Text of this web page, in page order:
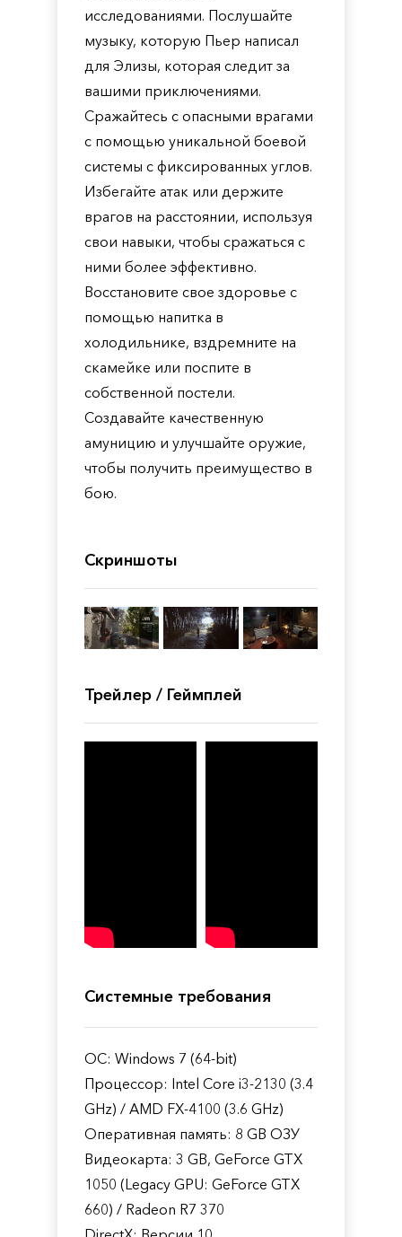
исследованиями. Послушайте
музыку, которую Пьер написал
для Элизы, которая следит за
вашими приключениями.
Сражайтесь с опасными врагами
с помощью уникальной боевой
системы с фиксированных углов.
Избегайте атак или держите
врагов на расстоянии, используя
свои навыки, чтобы сражаться с
ними более эффективно.
Восстановите свое здоровье с
помощью напитка в
холодильнике, вздремните на
скамейке или поспите в
собственной постели.
Создавайте качественную
амуницию и улучшайте оружие,
чтобы получить преимущество в
бою.
Скриншоты
Трейлер / Геймплей
Системные требования
ОС: Windows 7 (64-bit)
Процессор: Intel Core i3-2130 (3.4
GHz) / AMD FX-4100 (3.6 GHz)
Оперативная память: 8 GB ОЗУ
Видеокарта: 3 GB, GeForce GTX
1050 (Legacy GPU: GeForce GTX
660) / Radeon R7 370